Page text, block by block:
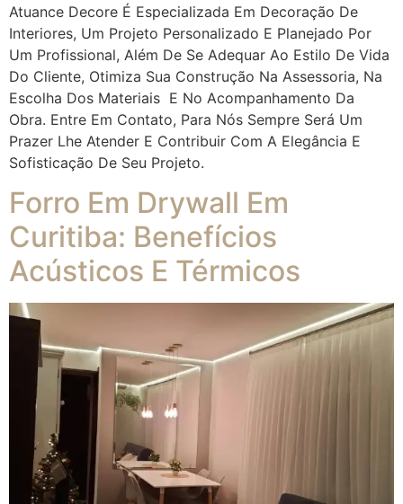
Atuance Decore É Especializada Em Decoração De
Interiores, Um Projeto Personalizado E Planejado Por
Um Profissional, Além De Se Adequar Ao Estilo De Vida
Do Cliente, Otimiza Sua Construção Na Assessoria, Na
Escolha Dos Materiais E No Acompanhamento Da
Obra. Entre Em Contato, Para Nós Sempre Será Um
Prazer Lhe Atender E Contribuir Com A Elegância E
Sofisticação De Seu Projeto.
Forro Em Drywall Em
Curitiba: Benefícios
Acústicos E Térmicos